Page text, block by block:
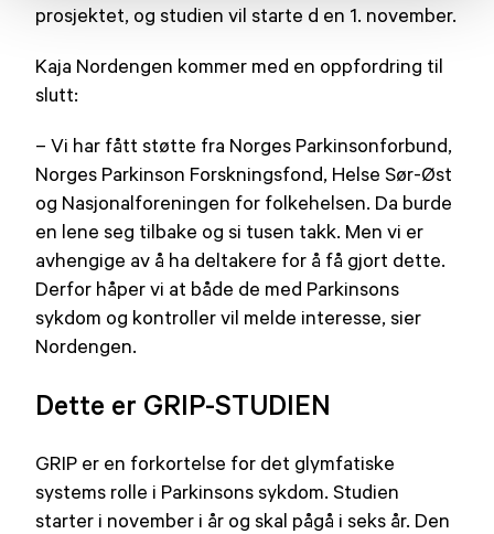
prosjektet, og studien vil starte d en 1. november.
Kaja Nordengen kommer med en oppfordring til
slutt:
– Vi har fått støtte fra Norges Parkinsonforbund,
Norges Parkinson Forskningsfond, Helse Sør-Øst
og Nasjonalforeningen for folkehelsen. Da burde
en lene seg tilbake og si tusen takk. Men vi er
avhengige av å ha deltakere for å få gjort dette.
Derfor håper vi at både de med Parkinsons
sykdom og kontroller vil melde interesse, sier
Nordengen.
Dette er GRIP-STUDIEN
GRIP er en forkortelse for det glymfatiske
systems rolle i Parkinsons sykdom. Studien
starter i november i år og skal pågå i seks år. Den